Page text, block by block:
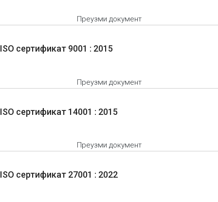
Преузми документ
ISO сертификат 9001 : 2015
Преузми документ
ISO сертификат 14001 : 2015
Преузми документ
ISO сертификат 27001 : 2022